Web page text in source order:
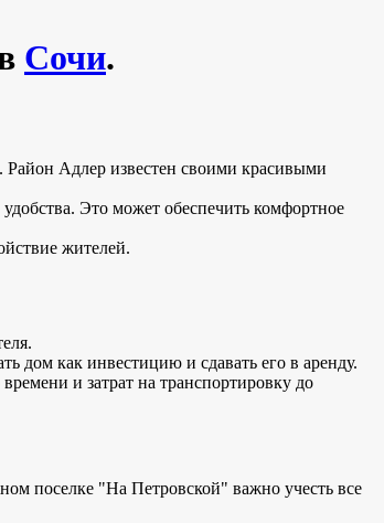
Сочи.
Район Адлер известен своими красивыми
Это может обеспечить комфортное
жителей.
дом как инвестицию и сдавать его в аренду.
и затрат на транспортировку до
поселке "На Петровской" важно учесть все